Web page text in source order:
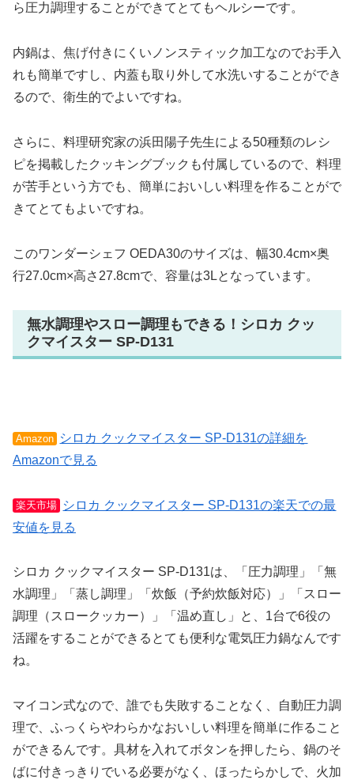
ら圧力調理することができてとてもヘルシーです。
内鍋は、焦げ付きにくいノンスティック加工なのでお手入
れも簡単ですし、内蓋も取り外して水洗いすることができ
るので、衛生的でよいですね。
さらに、料理研究家の浜田陽子先生による50種類のレシ
ピを掲載したクッキングブックも付属しているので、料理
が苦手という方でも、簡単においしい料理を作ることがで
きてとてもよいですね。
このワンダーシェフ OEDA30のサイズは、幅30.4cm×奥
行27.0cm×高さ27.8cmで、容量は3Lとなっています。
無水調理やスロー調理もできる！シロカ クッ
クマイスター SP-D131
Amazon
シロカ クックマイスター SP-D131の詳細を
Amazonで見る
楽天市場
シロカ クックマイスター SP-D131の楽天での最
安値を見る
シロカ クックマイスター SP-D131は、「圧力調理」「無
水調理」「蒸し調理」「炊飯（予約炊飯対応）」「スロー
調理（スロークッカー）」「温め直し」と、1台で6役の
活躍をすることができるとても便利な電気圧力鍋なんです
ね。
マイコン式なので、誰でも失敗することなく、自動圧力調
理で、ふっくらやわらかなおいしい料理を簡単に作ること
ができるんです。具材を入れてボタンを押したら、鍋のそ
ばに付きっきりでいる必要がなく、ほったらかしで、火加